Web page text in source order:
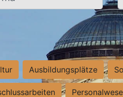
Ausbildungsplätze